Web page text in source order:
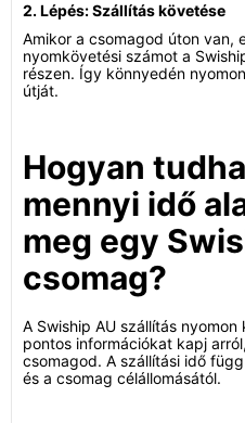
2. Lépés: Szállítás követése
Amikor a csomagod úton van,
nyomkövetési számot a
részen. Így könnyedén
útját.
Hogyan
mennyi idő
meg egy
csomag?
A Swiship AU szállítás
pontos információkat kapj
csomagod. A szállítási idő
és a csomag célállomásától.